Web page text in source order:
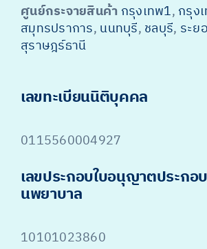
ศูนย์กระจายสินค้า กรุงเทพ1, กรุง
สมุทรปราการ, นนทบุรี, ชลบุรี, ระย
สุราษฎร์ธานี
เลขทะเบียนนิติบุคคล
0115560004927
เลขประกอบใบอนุญาตประกอ
นพยาบาล
10101023860